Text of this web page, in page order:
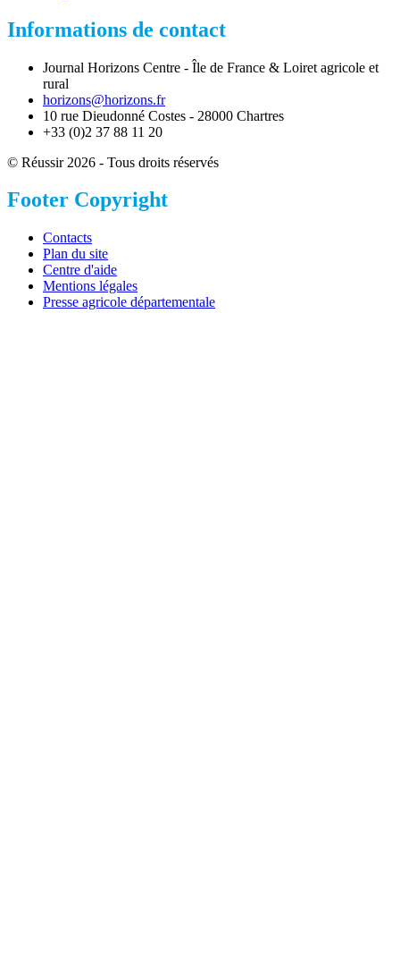
Informations de contact
Journal Horizons Centre - Île de France & Loiret agricole et
rural
horizons@horizons.fr
10 rue Dieudonné Costes - 28000 Chartres
+33 (0)2 37 88 11 20
© Réussir 2026 - Tous droits réservés
Footer Copyright
Contacts
Plan du site
Centre d'aide
Mentions légales
Presse agricole départementale